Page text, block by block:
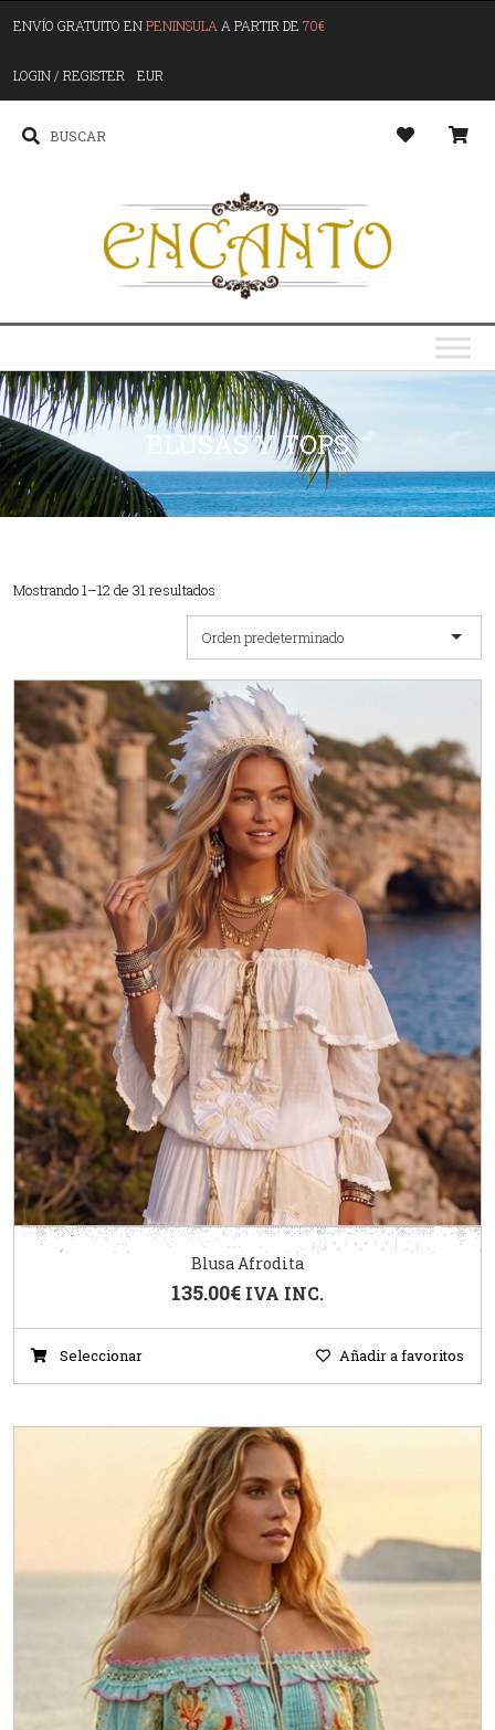
ENVÍO GRATUITO ENPENINSULA A PARTIR DE 70€
LOGIN / REGISTER EUR
BLUSAS Y TOPS
Mostrando 1–12 de 31 resultados
Orden predeterminado
Blusa Afrodita
135.00€ IVA INC.
Seleccionar Añadir a favoritos